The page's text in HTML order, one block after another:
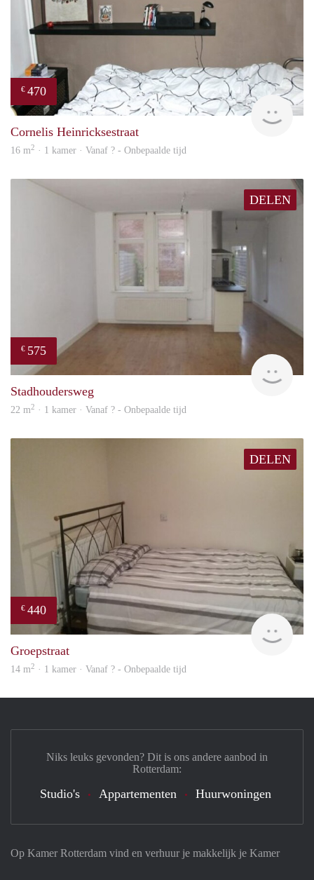
€ 470
Cornelis Heinricksestraat
16 m2 · 1 kamer · Vanaf ? - Onbepaalde tijd
DELEN
€ 575
Stadhoudersweg
22 m2 · 1 kamer · Vanaf ? - Onbepaalde tijd
DELEN
€ 440
rent
Groepstraat
14 m2 · 1 kamer · Vanaf ? - Onbepaalde tijd
Op Kamer Rotterdam vind en verhuur je makkelijk je Kamer
Niks leuks gevonden? Dit is ons andere aanbod in
Rotterdam:
Studio's Appartementen Huurwoningen